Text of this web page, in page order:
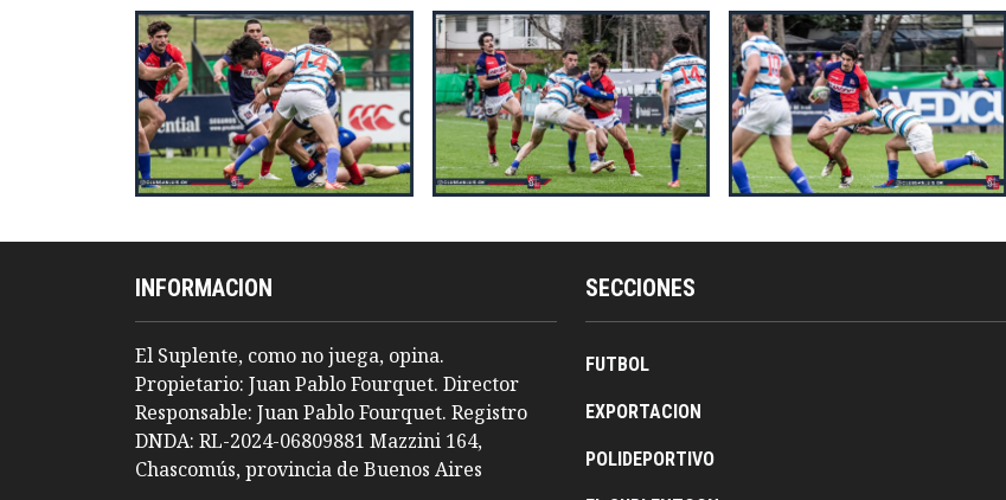
INFORMACION
El Suplente, como no juega, opina.
Propietario: Juan Pablo Fourquet. Director
Responsable: Juan Pablo Fourquet. Registro
DNDA: RL-2024-06809881 Mazzini 164,
Chascomús, provincia de Buenos Aires
SECCIONES
FUTBOL
EXPORTACION
POLIDEPORTIVO